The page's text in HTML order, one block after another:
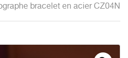
bracelet en acier CZ04N